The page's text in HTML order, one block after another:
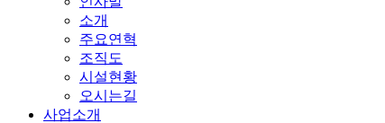
소개
주요연혁
조직도
시설현황
오시는길
사업소개